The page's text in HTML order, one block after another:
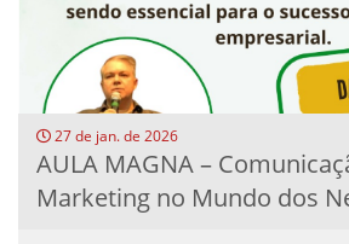
27 de jan. de 2026
AULA MAGNA –
Marketing no Mundo dos